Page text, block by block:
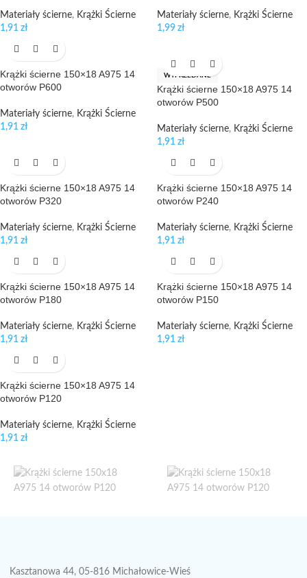
Materiały ścierne, Krążki Ścierne
1,91 zł
Materiały ścierne, Krążki Ścierne
1,99 zł
Krążki ścierne 150×18 A975 14
otworów P600
Materiały ścierne, Krążki Ścierne
1,91 zł
WYPRZEDANE
Krążki ścierne 150×18 A975 14
otworów P500
Materiały ścierne, Krążki Ścierne
1,91 zł
Krążki ścierne 150×18 A975 14
otworów P320
Materiały ścierne, Krążki Ścierne
1,91 zł
Krążki ścierne 150×18 A975 14
otworów P240
Materiały ścierne, Krążki Ścierne
1,91 zł
Krążki ścierne 150×18 A975 14
otworów P180
Materiały ścierne, Krążki Ścierne
1,91 zł
Krążki ścierne 150×18 A975 14
otworów P150
Materiały ścierne, Krążki Ścierne
1,91 zł
Krążki ścierne 150×18 A975 14
otworów P120
Materiały ścierne, Krążki Ścierne
1,91 zł
Kasztanowa 44, 05-816 Michałowice-Wieś